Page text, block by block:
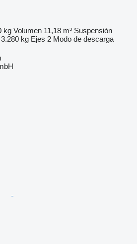
kg Volumen 11,18 m³ Suspensión
3.280 kg Ejes 2 Modo de descarga